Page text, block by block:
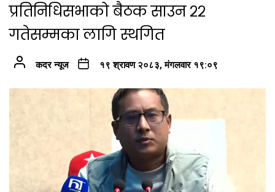
प्रतिनिधिसभाको बैठक साउन २२
गतेसम्मका लागि स्थगित
कदर न्यूज १९ श्रावण २०८३, मंगलवार १९:०९